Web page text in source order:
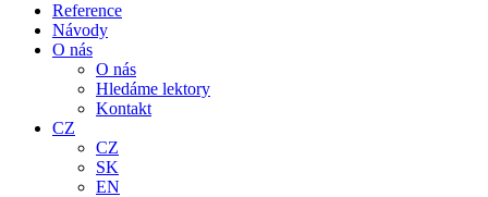
Reference
Návody
O nás
O nás
Hledáme lektory
Kontakt
CZ
CZ
SK
EN